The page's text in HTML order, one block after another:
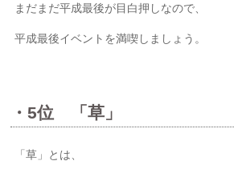
まだまだ平成最後が目白押しなので、
平成最後イベントを満喫しましょう。
・5位 「草」
「草」とは、